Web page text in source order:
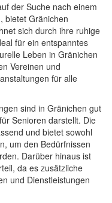
der Suche nach einem
bietet Gränichen
sich durch ihre ruhige
für ein entspanntes
Leben in Gränichen
Vereinen und
für alle
sind in Gränichen gut
Senioren darstellt. Die
und bietet sowohl
um den Bedürfnissen
Darüber hinaus ist
da es zusätzliche
und Dienstleistungen